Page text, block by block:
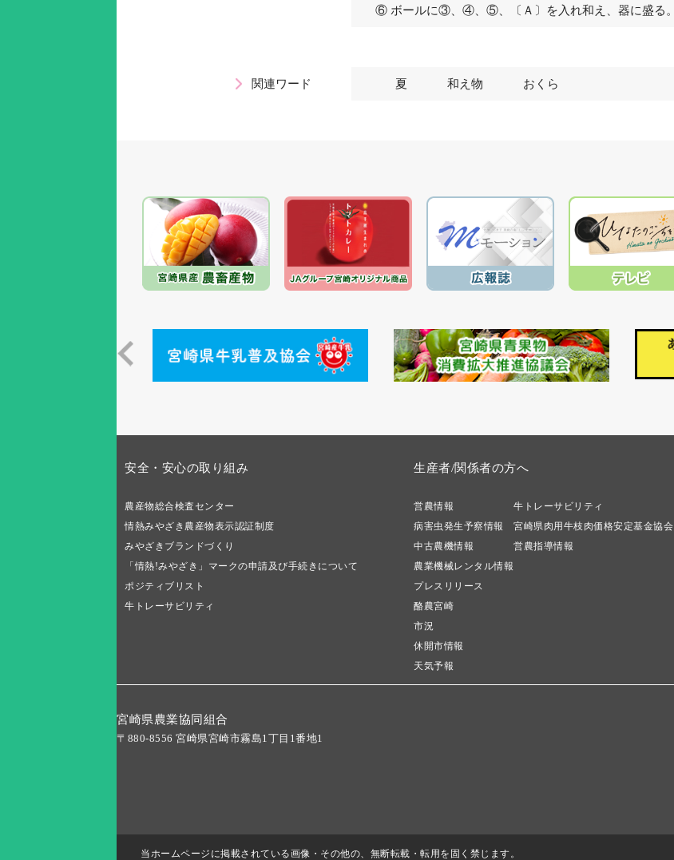
⑥ ボールに③、④、⑤、〔Ａ〕を入れ和え、器に盛る。
関連ワード 夏 和え物 おくら
安全・安心の取り組み
農産物総合検査センター
情熱みやざき農産物表示認証制度
みやざきブランドづくり
「情熱!みやざき」マークの申請及び手続きについて
ポジティブリスト
牛トレーサビリティ
生産者/関係者の方へ
営農情報
病害虫発生予察情報
中古農機情報
農業機械レンタル情報
プレスリリース
酪農宮崎
市況
休開市情報
天気予報
牛トレーサビリティ
宮崎県肉用牛枝肉価格安定基金協会
営農指導情報
宮崎県農業協同組合
〒880-8556 宮崎県宮崎市霧島1丁目1番地1
当ホームページに掲載されている画像・その他の、無断転載・転用を固く禁じます。